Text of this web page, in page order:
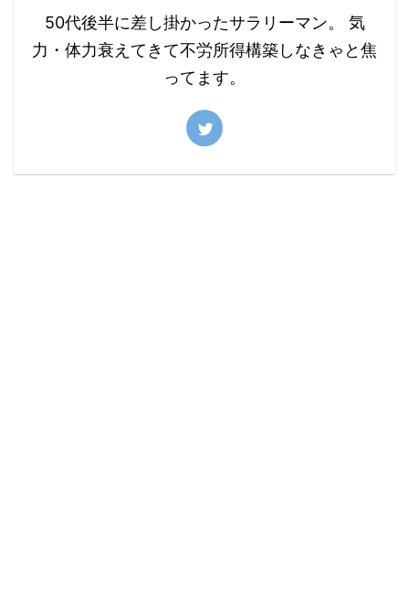
50代後半に差し掛かったサラリーマン。 気
力・体力衰えてきて不労所得構築しなきゃと焦
ってます。